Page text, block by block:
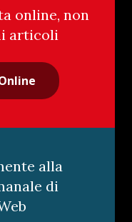
online, non
articoli
alla
di